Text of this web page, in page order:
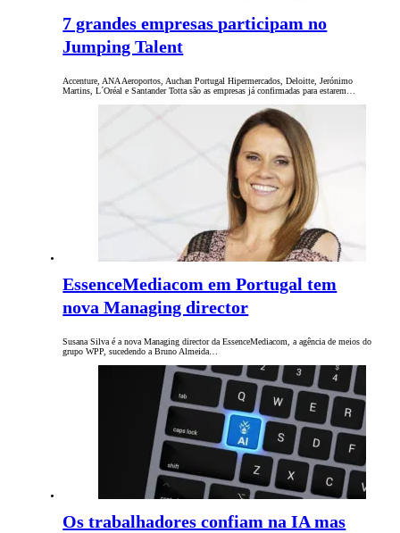
7 grandes empresas participam no
Jumping Talent
Accenture, ANA Aeroportos, Auchan Portugal Hipermercados, Deloitte, Jerónimo
Martins, L´Oréal e Santander Totta são as empresas já confirmadas para estarem…
EssenceMediacom em Portugal tem
nova Managing director
Susana Silva é a nova Managing director da EssenceMediacom, a agência de meios do
grupo WPP, sucedendo a Bruno Almeida…
Os trabalhadores confiam na IA mas